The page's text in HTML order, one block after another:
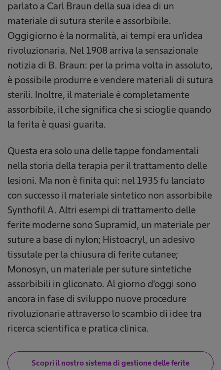
parlato a Carl Braun della sua idea di un
materiale di sutura sterile e assorbibile.
Oggigiorno è la normalità, ai tempi era un'idea
rivoluzionaria. Nel 1908 arriva la sensazionale
notizia di B. Braun: per la prima volta in assoluto,
è possibile produrre e vendere materiali di sutura
sterili. Inoltre, il materiale è completamente
assorbibile, il che significa che si scioglie quando
la ferita è quasi guarita.
Questa era solo una delle tappe fondamentali
nella storia della terapia per il trattamento delle
lesioni. Ma non è finita qui: nel 1935 fu lanciato
con successo il materiale sintetico non assorbibile
Synthofil A. Altri esempi di trattamento delle
ferite moderne sono Supramid, un materiale per
suture a base di nylon; Histoacryl, un adesivo
tissutale per la chiusura di ferite cutanee;
Monosyn, un materiale per suture sintetiche
assorbibili in gliconato. Al giorno d'oggi sono
ancora in fase di sviluppo nuove procedure
rivoluzionarie attraverso lo scambio di idee tra
ricerca scientifica e pratica clinica.
Scopri il nostro sistema di gestione delle ferite